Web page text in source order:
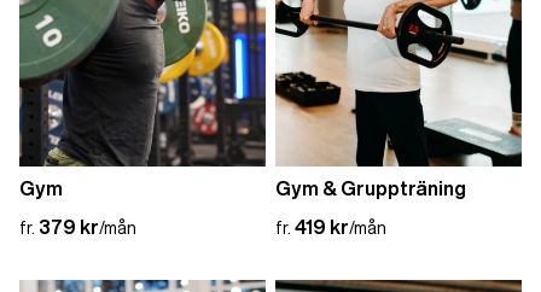
Gym
fr. 379 kr/mån
Gym & Gruppträning
fr. 419 kr/mån